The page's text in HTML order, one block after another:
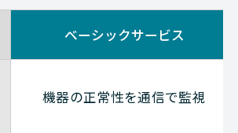
ベーシックサービス
機器の正常性を通信で監視